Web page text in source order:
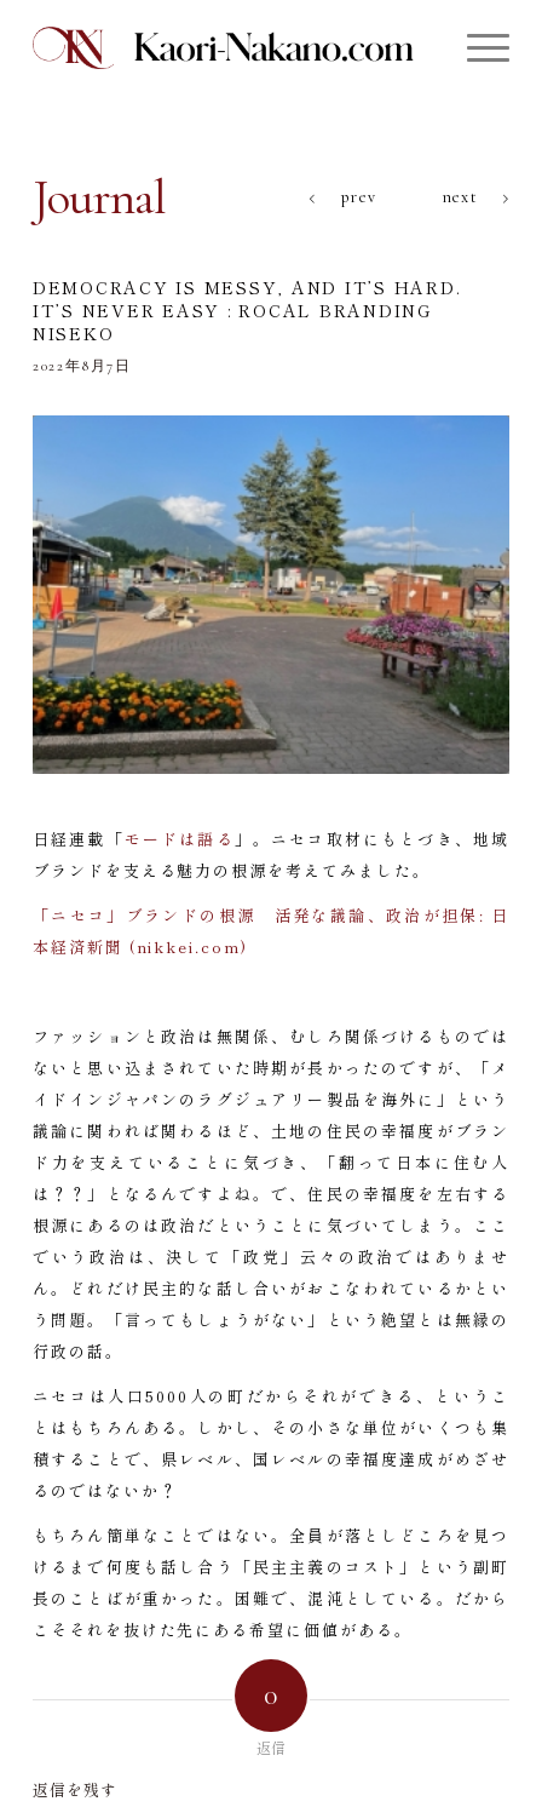
Journal prev next
DEMOCRACY IS MESSY, AND IT’S HARD.
IT’S NEVER EASY : ROCAL BRANDING
NISEKO
2022年8月7日
日経連載「モードは語る 」。ニセコ取材にもとづき、地域
ブランドを支える魅力の根源を考えてみました。
「ニセコ」ブランドの根源 活発な議論、政治が担保: 日
本経済新聞 (nikkei.com)
ファッションと政治は無関係、むしろ関係づけるものでは
ないと思い込まされていた時期が長かったのですが、「メ
イドインジャパンのラグジュアリー製品を海外に」という
議論に関われば関わるほど、土地の住民の幸福度がブラン
ド力を支えていることに気づき、「翻って日本に住む人
は？？」となるんですよね。で、住民の幸福度を左右する
根源にあるのは政治だということに気づいてしまう。ここ
でいう政治は、決して「政党」云々の政治ではありませ
ん。どれだけ民主的な話し合いがおこなわれているかとい
う問題。「言ってもしょうがない」という絶望とは無縁の
行政の話。
ニセコは人口5000人の町だからそれができる、というこ
とはもちろんある。しかし、その小さな単位がいくつも集
積することで、県レベル、国レベルの幸福度達成がめざせ
るのではないか？
もちろん簡単なことではない。全員が落としどころを見つ
けるまで何度も話し合う「民主主義のコスト」という副町
長のことばが重かった。困難で、混沌としている。だから
こそそれを抜けた先にある希望に価値がある。
0
返信
返信を残す